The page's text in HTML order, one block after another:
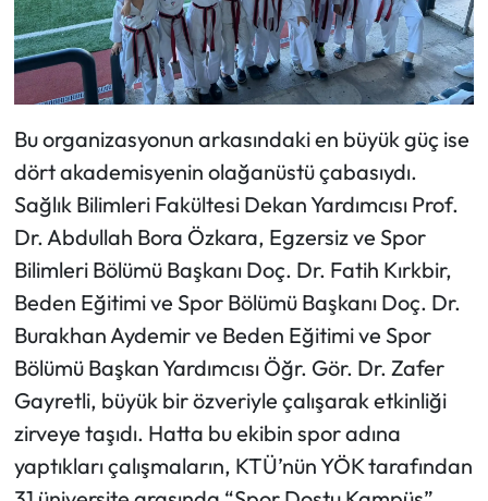
Bu organizasyonun arkasındaki en büyük güç ise
dört akademisyenin olağanüstü çabasıydı.
Sağlık Bilimleri Fakültesi Dekan Yardımcısı Prof.
Dr. Abdullah Bora Özkara, Egzersiz ve Spor
Bilimleri Bölümü Başkanı Doç. Dr. Fatih Kırkbir,
Beden Eğitimi ve Spor Bölümü Başkanı Doç. Dr.
Burakhan Aydemir ve Beden Eğitimi ve Spor
Bölümü Başkan Yardımcısı Öğr. Gör. Dr. Zafer
Gayretli, büyük bir özveriyle çalışarak etkinliği
zirveye taşıdı. Hatta bu ekibin spor adına
yaptıkları çalışmaların, KTÜ’nün YÖK tarafından